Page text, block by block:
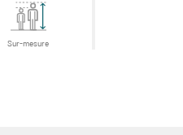
Sur-mesure